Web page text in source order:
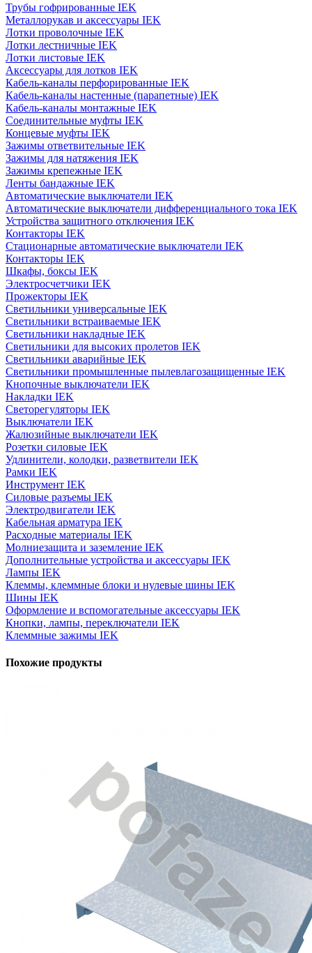
Трубы гофрированные IEK
Металлорукав и аксессуары IEK
Лотки проволочные IEK
Лотки лестничные IEK
Лотки листовые IEK
Аксессуары для лотков IEK
Кабель-каналы перфорированные IEK
Кабель-каналы настенные (парапетные) IEK
Кабель-каналы монтажные IEK
Соединительные муфты IEK
Концевые муфты IEK
Зажимы ответвительные IEK
Зажимы для натяжения IEK
Зажимы крепежные IEK
Ленты бандажные IEK
Автоматические выключатели IEK
Автоматические выключатели дифференциального тока IEK
Устройства защитного отключения IEK
Контакторы IEK
Стационарные автоматические выключатели IEK
Контакторы IEK
Шкафы, боксы IEK
Электросчетчики IEK
Прожекторы IEK
Светильники универсальные IEK
Светильники встраиваемые IEK
Светильники накладные IEK
Светильники для высоких пролетов IEK
Светильники аварийные IEK
Светильники промышленные пылевлагозащищенные IEK
Кнопочные выключатели IEK
Накладки IEK
Светорегуляторы IEK
Выключатели IEK
Жалюзийные выключатели IEK
Розетки силовые IEK
Удлинители, колодки, разветвители IEK
Рамки IEK
Инструмент IEK
Силовые разъемы IEK
Электродвигатели IEK
Кабельная арматура IEK
Расходные материалы IEK
Молниезащита и заземление IEK
Дополнительные устройства и аксессуары IEK
Лампы IEK
Клеммы, клеммные блоки и нулевые шины IEK
Шины IEK
Оформление и вспомогательные аксессуары IEK
Кнопки, лампы, переключатели IEK
Клеммные зажимы IEK
Похожие продукты